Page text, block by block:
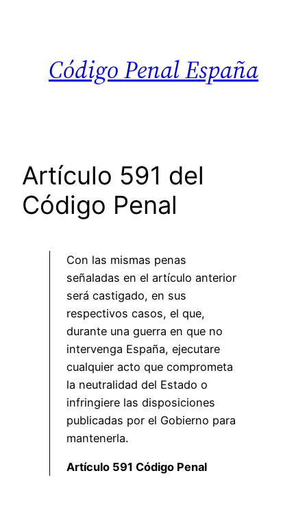
Código Penal España
Artículo 591 del
Código Penal
Con las mismas penas
señaladas en el artículo anterior
será castigado, en sus
respectivos casos, el que,
durante una guerra en que no
intervenga España, ejecutare
cualquier acto que comprometa
la neutralidad del Estado o
infringiere las disposiciones
publicadas por el Gobierno para
mantenerla.
Artículo 591 Código Penal